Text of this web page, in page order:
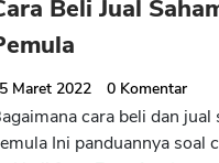
Beli Jual
Maret 2022 0 Komentar
cara beli dan
Ini panduannya soal